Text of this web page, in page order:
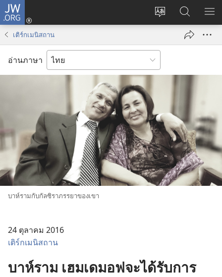
JW.ORG
เปลี่ยน
เข้า
(เปิด
ใหม่)
ค้นหา
ใน
JW.ORG
แส
เติร์กเมนิสถาน
อ่านภาษา
บาห์ราม​กับ​กัลซิรา​ภรรยา​ของ​เขา
24 ตุลาคม 2016
เติร์กเมนิสถาน
บาห์ราม เฮมเดมอฟจะได้รับการ